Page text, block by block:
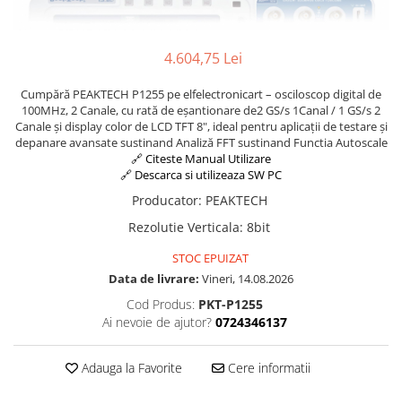
4.604,75 Lei
Cumpără PEAKTECH P1255 pe elfelectronicart – osciloscop digital de
100MHz, 2 Canale, cu rată de eșantionare de2 GS/s 1Canal / 1 GS/s 2
Canale și display color de LCD TFT 8", ideal pentru aplicații de testare și
depanare avansate sustinand Analiză FFT sustinand Functia Autoscale
🔗 Citeste Manual Utilizare
🔗 Descarca si utilizeaza SW PC
Producator: PEAKTECH
Rezolutie Verticala: 8bit
STOC EPUIZAT
Data de livrare: Vineri, 14.08.2026
Cod Produs: PKT-P1255
Ai nevoie de ajutor? 0724346137
Adauga la Favorite Cere informatii